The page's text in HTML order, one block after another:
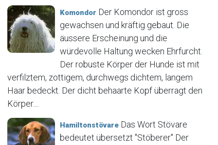
Komondor Der Komondor ist gross
gewachsen und kräftig gebaut. Die
äussere Erscheinung und die
würdevolle Haltung wecken Ehrfurcht.
Der robuste Körper der Hunde ist mit
verfilztem, zottigem, durchwegs dichtem, langem
Haar bedeckt. Der dicht behaarte Kopf überragt den
Körper....
Hamiltonstövare Das Wort Stövare
bedeutet übersetzt "Stöberer" Der